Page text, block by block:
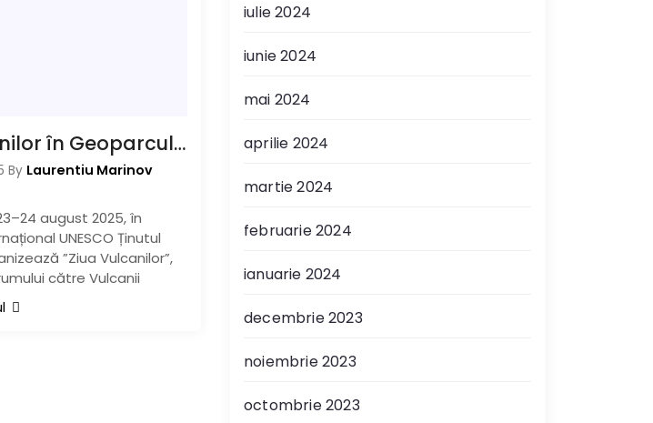
Ziua Vulcanilor în Geoparcul Internațional UNESCO Ținutul Buzăului
By Laurentiu Marinov
august 2025, în
UNESCO Ținutul
”Ziua Vulcanilor”,
către Vulcanii
iulie 2024
iunie 2024
mai 2024
aprilie 2024
martie 2024
februarie 2024
ianuarie 2024
decembrie 2023
noiembrie 2023
octombrie 2023